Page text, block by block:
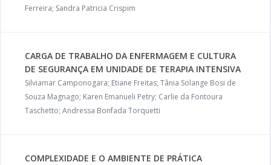
Ferreira; Sandra Patricia Crispim
CARGA DE TRABALHO DA ENFERMAGEM E CULTURA
DE SEGURANÇA EM UNIDADE DE TERAPIA INTENSIVA
Silviamar Camponogara; Etiane Freitas; Tânia Solange Bosi de
Souza Magnago; Karen Emanueli Petry; Carlie da Fontoura
Taschetto; Andressa Bonfada Torquetti
COMPLEXIDADE E O AMBIENTE DE PRÁTICA